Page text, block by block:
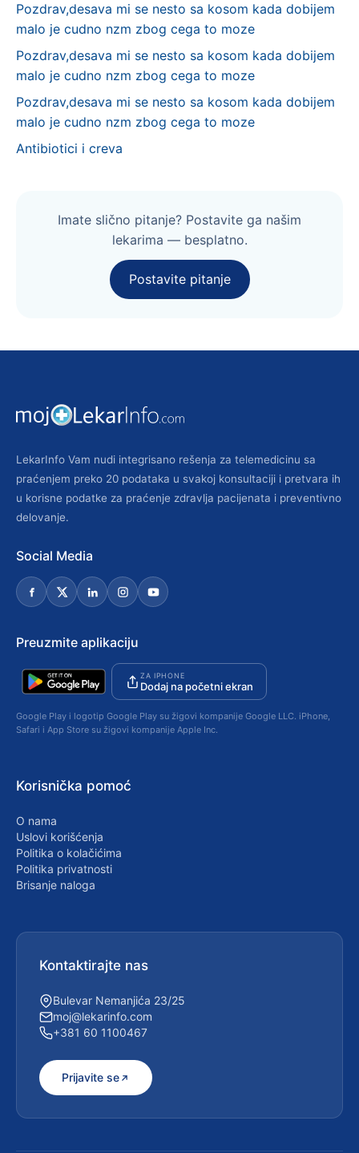
Pozdrav,desava mi se nesto sa kosom kada dobijem
malo je cudno nzm zbog cega to moze
Pozdrav,desava mi se nesto sa kosom kada dobijem
malo je cudno nzm zbog cega to moze
Pozdrav,desava mi se nesto sa kosom kada dobijem
malo je cudno nzm zbog cega to moze
Antibiotici i creva
Imate slično pitanje? Postavite ga našim
lekarima — besplatno.
Postavite pitanje
LekarInfo Vam nudi integrisano rešenja za telemedicinu sa
praćenjem preko 20 podataka u svakoj konsultaciji i pretvara ih
u korisne podatke za praćenje zdravlja pacijenata i preventivno
delovanje.
Social Media
Preuzmite aplikaciju
ZA IPHONE
Dodaj na početni ekran
Google Play i logotip Google Play su žigovi kompanije Google LLC. iPhone,
Safari i App Store su žigovi kompanije Apple Inc.
Korisnička pomoć
O nama
Uslovi korišćenja
Politika o kolačićima
Politika privatnosti
Brisanje naloga
Kontaktirajte nas
Bulevar Nemanjića 23/25
moj@lekarinfo.com
+381 60 1100467
Prijavite se